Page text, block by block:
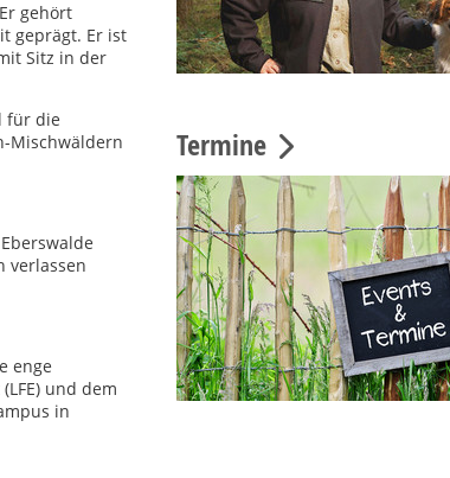
gehört
geprägt. Er ist
Sitz in der
für die
Mischwäldern
verlassen
enge
und dem
in
Termine